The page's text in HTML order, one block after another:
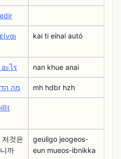
kai ti eínai autó
ะไร nan khue anai
מה mh hdbr hzh
저것은
까
geuligo jeogeos-
eun mueos-ibnikka